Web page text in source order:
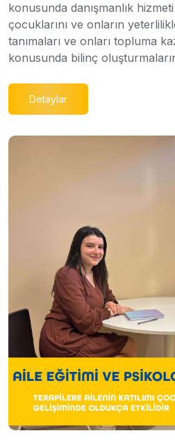
konusunda danışmanlık
çocuklarını ve onların
tanımaları ve onları topluma
konusunda bilinç
Detaylar